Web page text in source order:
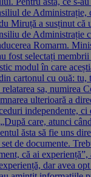
de Administrație,
Miruță a susținut că
de Administrație
Romarm.
fost selectați
modul în care
cartonul cu ouă: tu,
sa, numirea
ulterioară a
independente, ci
care, atunci
ăsta să fie uns
de documente.
că ai
dar avea